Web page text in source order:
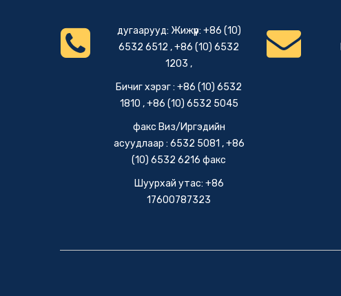
дугаарууд: Жижүүр: +86 (10)
6532 6512 , +86 (10) 6532
1203 ,
Бичиг хэрэг : +86 (10) 6532
1810 , +86 (10) 6532 5045
факс Виз/Иргэдийн
асуудлаар : 6532 5081 , +86
(10) 6532 6216 факс
Шуурхай утас: +86
17600787323